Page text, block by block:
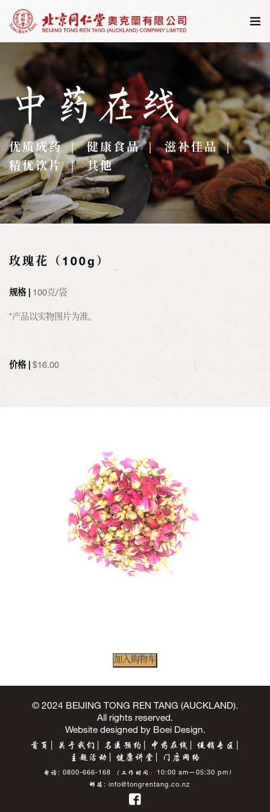
中药在线
优质成药 健康食品
滋补佳品
精优饮片
其他
玫瑰花（100g）
规格 | 100克/袋
*产品以实物图片为准。
价格 | $16.00
加入购物车
© 2024 BEIJING TONG REN TANG (AUCKLAND).
All rights reserved.
Website designed by Boei Design.
首页
关于我们 名医预约 中药在线
促销专区
主题活动
健康讲堂 门店网络
电话: 0800-666-168
（工作时间：10:00 am—05:30 pm）
邮箱: info@tongrentang.co.nz